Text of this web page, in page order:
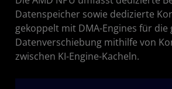
Datenspeicher sowie dedizierte
gekoppelt mit DMA-Engines für die
Datenverschiebung mithilfe von
zwischen KI-Engine-Kacheln.